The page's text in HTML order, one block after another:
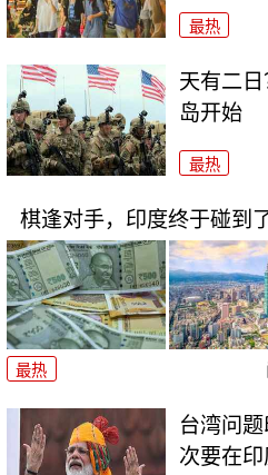
最热
天有二
岛开始
最热
棋逢对手，印度终于碰到
最热
台湾问
次要在